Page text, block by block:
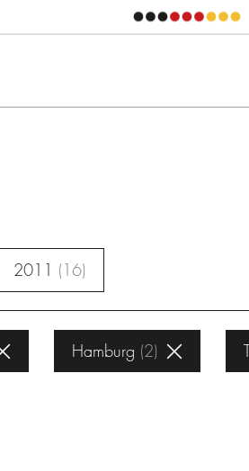
2011 16
Hamburg 2